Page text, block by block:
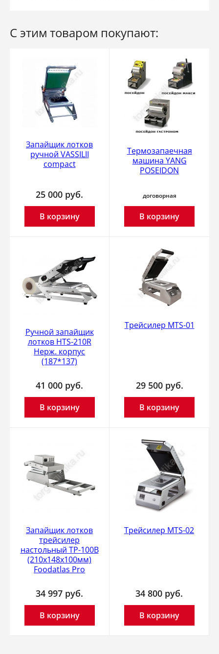
С этим товаром покупают:
Запайщик лотков
ручной VASSILII
compact
25 000 руб.
В корзину
Термозапаечная
машина YANG
POSEIDON
договорная
В корзину
Ручной запайщик
лотков HTS-210R
Нерж. корпус
(187*137)
41 000 руб.
В корзину
Трейсилер MTS-01
29 500 руб.
В корзину
Запайщик лотков
трейсилер
настольный TP-100B
(210х148х100мм)
Foodatlas Pro
34 997 руб.
В корзину
Трейсилер MTS-02
34 800 руб.
В корзину